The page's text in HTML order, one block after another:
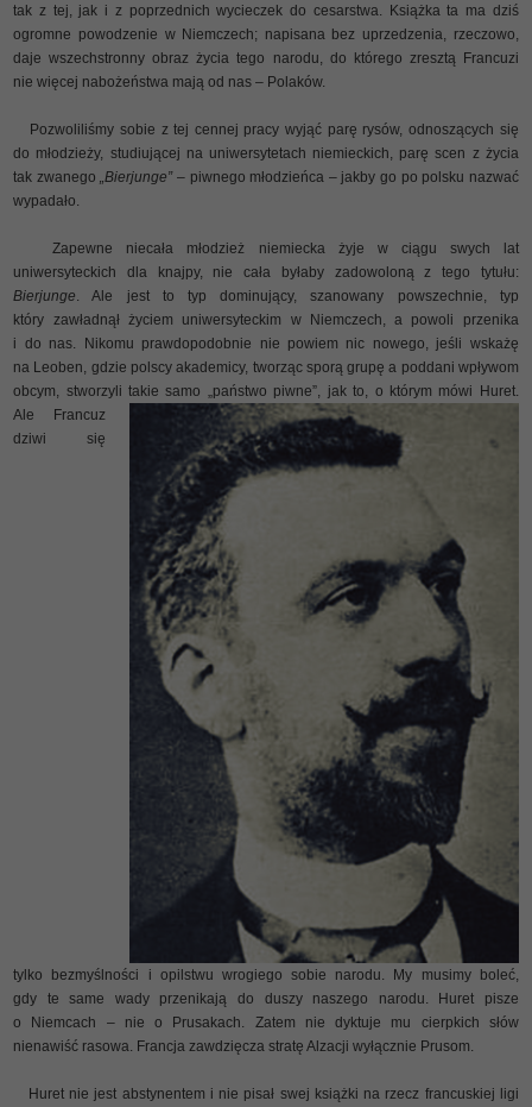
tak z tej, jak i z poprzednich wycieczek do cesarstwa. Książka ta ma dziś
ogromne powodzenie w Niemczech; napisana bez uprzedzenia, rzeczowo,
daje wszechstronny obraz życia tego narodu, do którego zresztą Francuzi
nie więcej nabożeństwa mają od nas – Polaków.
Pozwoliliśmy sobie z tej cennej pracy wyjąć parę rysów, odnoszących się
do młodzieży, studiującej na uniwersytetach niemieckich, parę scen z życia
tak zwanego„Bierjunge”– piwnego młodzieńca – jakby go po polsku nazwać
wypadało.
Zapewne niecała młodzież niemiecka żyje w ciągu swych lat
uniwersyteckich dla knajpy, nie cała byłaby zadowoloną z tego tytułu:
Bierjunge. Ale jest to typ dominujący, szanowany powszechnie, typ
który zawładnął życiem uniwersyteckim w Niemczech, a powoli przenika
i do nas. Nikomu prawdopodobnie nie powiem nic nowego, jeśli wskażę
na Leoben, gdzie polscy akademicy, tworząc sporą grupę a poddani wpływom
obcym, stworzyli takie samo „państwo piwne”, jak to, o którym mówi Huret.
Ale Francuz
dziwi się
tylko bezmyślności i opilstwu wrogiego sobie narodu. My musimy boleć,
gdy te same wady przenikają do duszy naszego narodu. Huret pisze
o Niemcach – nie o Prusakach. Zatem nie dyktuje mu cierpkich słów
nienawiść rasowa. Francja zawdzięcza stratę Alzacji wyłącznie Prusom.
Huret nie jest abstynentem i nie pisał swej książki na rzecz francuskiej ligi